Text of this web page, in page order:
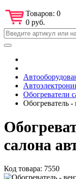
Товаров: 0
0 руб.
Обогреватели
Обогреватель -
салона
Код товара: 7550